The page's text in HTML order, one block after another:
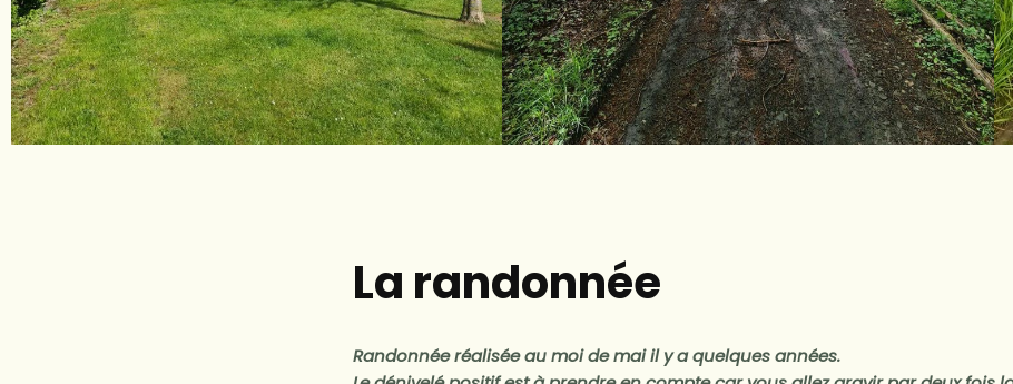
La randonnée
Randonnée réalisée au moi de mai il y a quelques années.